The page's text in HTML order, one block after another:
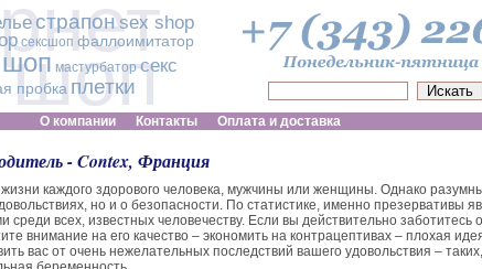
шоп
страпон sex shop
сексшоп фаллоимитатор
шоп мастурбатор секс
пробка плетки
О компании
Контакты Оплата и доставка
- Contex, Франция
каждого здорового человека, мужчины или женщины. Однако
но и о безопасности. По статистике, именно презервативы
всех, известных человечеству. Если вы действительно заботитесь
внимание на его качество – экономить на контрацептивах – плохая
вас от очень нежелательных последствий вашего удовольствия –